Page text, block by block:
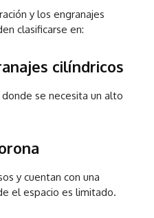
y los engranajes
clasificarse en:
cilíndricos
se necesita un alto
y cuentan con una
el espacio es limitado.